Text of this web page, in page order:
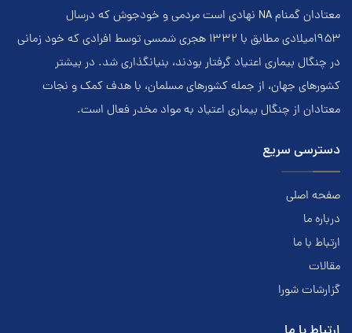
معتادان گمنام NA نهادي است مردمي و خودجوش که درسال
۱۹۵۳ميلادي مطابق با ۱۳۳۲ هجري‌ شمسي توسط افرادي که خود زماني
در چنگال بیماری اعتياد گرفتار بودند، بنيانگذاري شد. در بيشتر
کشور‌هاي جهان، از جمله کشور‌هاي مسلمان، با هدف کمک و نجات
معتادان از چنگال بیماری اعتياد به مواد مخدر فعال است.
دسترسی سریع
صفحه اصلی
درباره ما
ارتباط با ما
مقالات
گزارشات شورا